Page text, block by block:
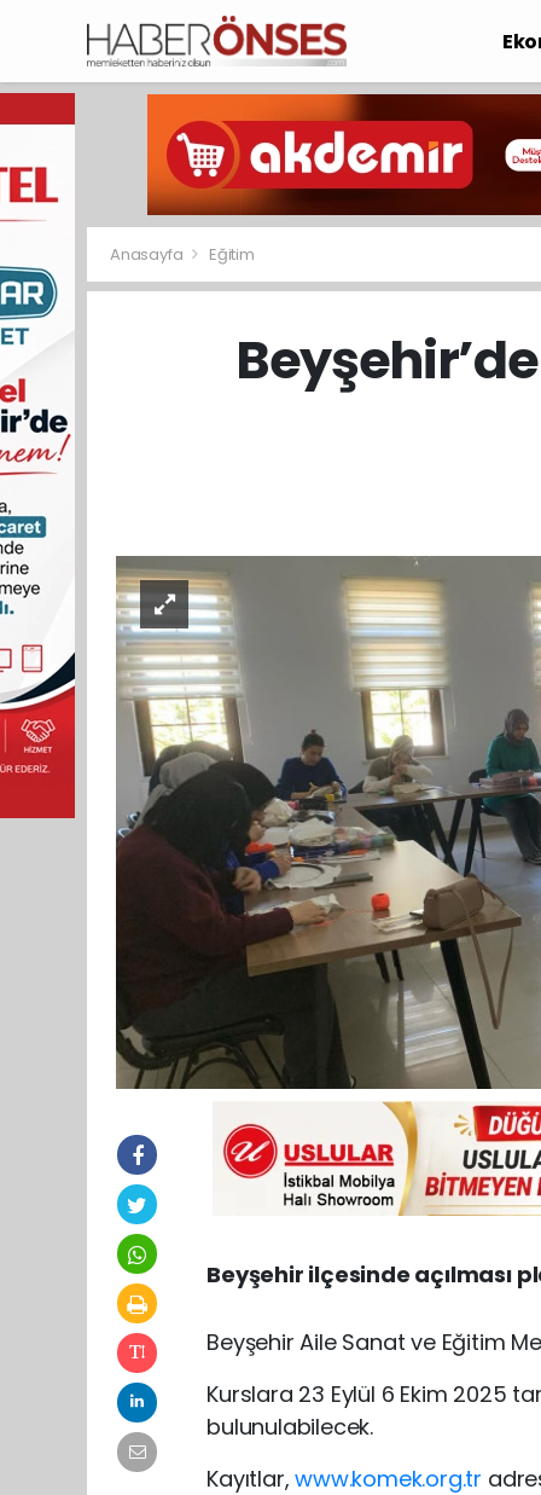
Anasayfa Eğitim
Beyşehir ilçesinde açılması
Beyşehir Aile Sanat ve Eğitim
Kurslara 23 Eylül 6 Ekim 2025
bulunulabilecek.
Kayıtlar,www.komek.org.tr